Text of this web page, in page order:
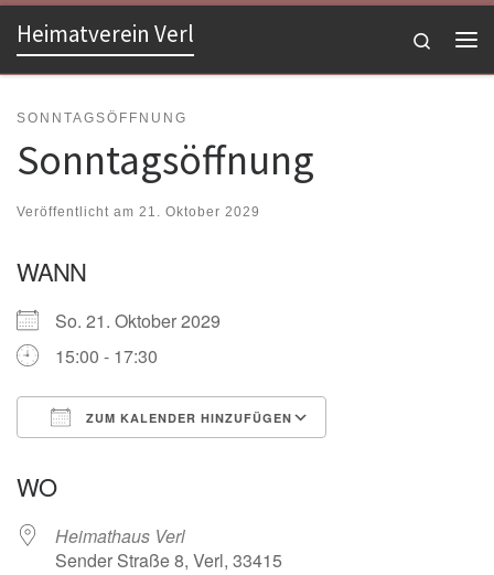
Zum Inhalt springen
Heimatverein Verl
Search
SONNTAGSÖFFNUNG
Sonntagsöffnung
Veröffentlicht am 21. Oktober 2029
WANN
So. 21. Oktober 2029
15:00 - 17:30
ZUM KALENDER HINZUFÜGEN
WO
Heimathaus Verl
Sender Straße 8, Verl, 33415